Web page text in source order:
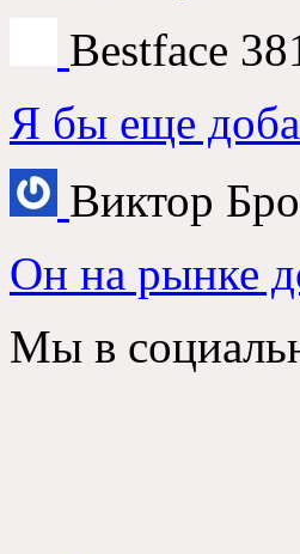
Bestface
Я бы еще
Виктор
Он на рынке
Мы в